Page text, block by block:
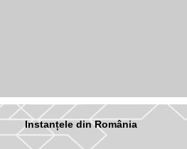
Instanțele din România